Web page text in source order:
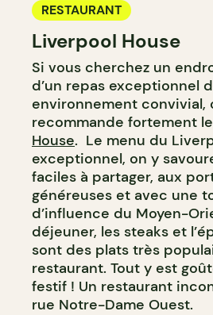
RESTAURANT
Liverpool House
Si vous cherchez un
d’un repas exceptionnel
environnement convivial,
recommande fortement le
House. Le menu du
exceptionnel, on y
faciles à partager, aux
généreuses et avec une
d’influence du Moyen-
déjeuner, les steaks et
sont des plats très
restaurant. Tout y est
festif ! Un restaurant
rue Notre-Dame Ouest.